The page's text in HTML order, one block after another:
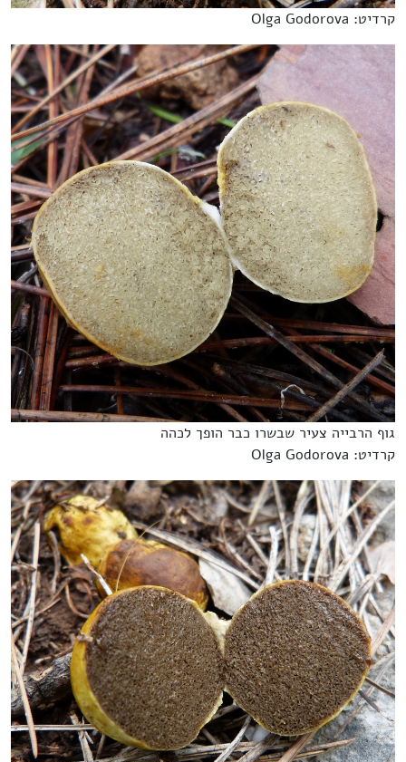
קרדיט: Olga Godorova
גוף הרבייה צעיר שבשרו כבר הופך לכהה
קרדיט: Olga Godorova